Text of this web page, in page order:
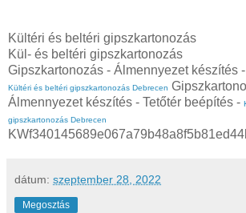
Kültéri és beltéri gipszkartonozás
Kül- és beltéri gipszkartonozás
Gipszkartonozás - Álmennyezet készítés
Kültéri és beltéri gipszkartonozás Debrecen
Álmennyezet készítés - Tetőtér beépítés -
gipszkartonozás Debrecen
dátum: szeptember 28, 2022
Megosztás